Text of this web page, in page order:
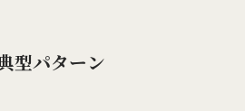
型パターン